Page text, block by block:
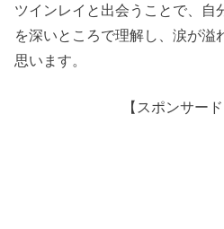
ツインレイと出会うことで、自
を深いところで理解し、涙が溢
思います。
【スポンサー